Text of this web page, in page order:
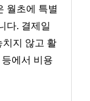
월초에 특별
다. 결제일
치지 않고 활
에서 비용